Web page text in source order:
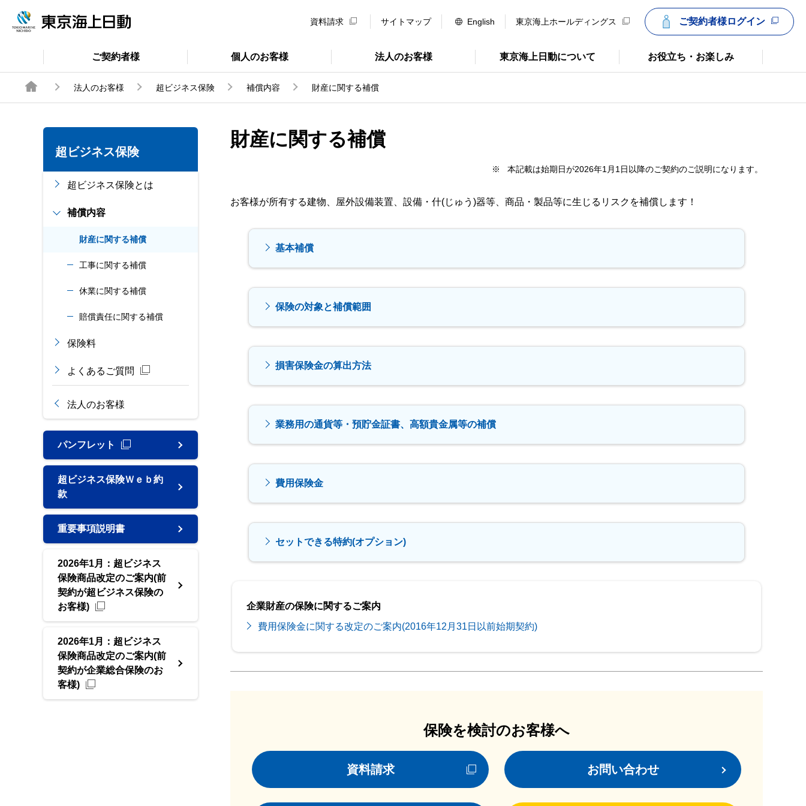
資料請求 サイトマップ English 東京海上ホールディングス ご契約者様ログイン
ご契約者様 個人のお客様 法人のお客様 東京海上日動について お役立ち・お楽しみ
法人のお客様 超ビジネス保険 補償内容 財産に関する補償
財産に関する補償
超ビジネス保険
超ビジネス保険とは
補償内容
財産に関する補償
工事に関する補償
休業に関する補償
賠償責任に関する補償
保険料
よくあるご質問
法人のお客様
パンフレット
超ビジネス保険Ｗｅｂ約
款
重要事項説明書
2026年1月：超ビジネス
保険商品改定のご案内(前
契約が超ビジネス保険の
お客様)
2026年1月：超ビジネス
保険商品改定のご案内(前
契約が企業総合保険のお
客様)
※ 本記載は始期日が2026年1月1日以降のご契約のご説明になります。
お客様が所有する建物、屋外設備装置、設備・什(じゅう)器等、商品・製品等に生じるリスクを補償します！
基本補償
保険の対象と補償範囲
損害保険金の算出方法
業務用の通貨等・預貯金証書、高額貴金属等の補償
費用保険金
セットできる特約(オプション)
企業財産の保険に関するご案内
費用保険金に関する改定のご案内(2016年12月31日以前始期契約)
保険を検討のお客様へ
資料請求 お問い合わせ